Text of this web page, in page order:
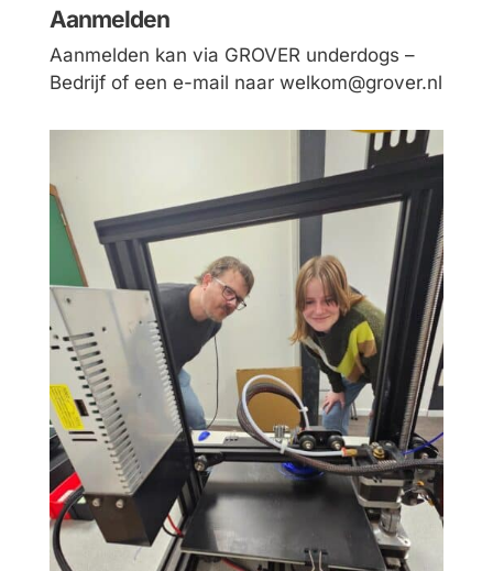
Aanmelden
Aanmelden kan via GROVER underdogs –
Bedrijfof een e-mail naar welkom@grover.nl